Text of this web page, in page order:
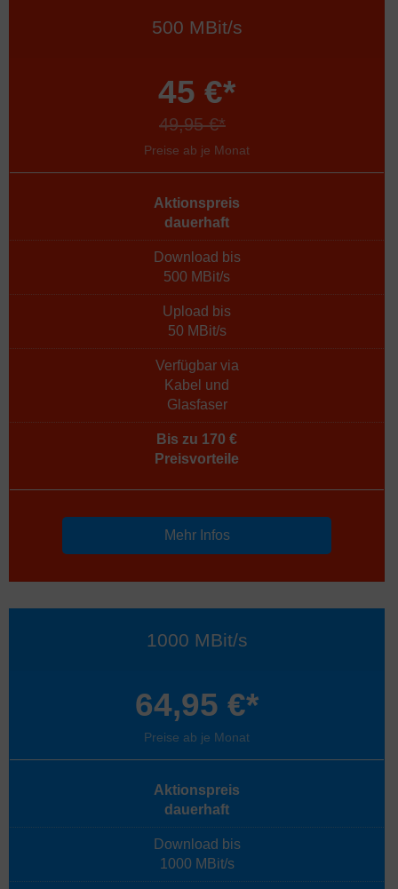
500 MBit/s
45 €*
49,95 €*
Preise ab je Monat
Aktionspreis
dauerhaft
Download bis
500 MBit/s
Upload bis
50 MBit/s
Verfügbar via
Kabel und
Glasfaser
Bis zu 170 €
Preisvorteile
Mehr Infos
1000 MBit/s
64,95 €*
Preise ab je Monat
Aktionspreis
dauerhaft
Download bis
1000 MBit/s